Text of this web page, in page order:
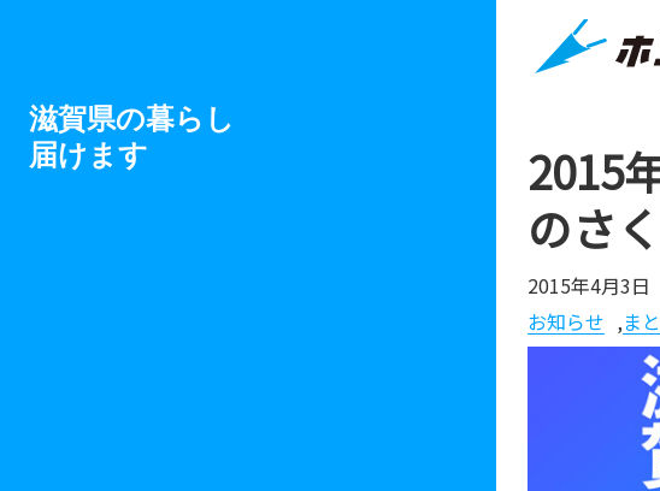
2015
のさ
2015年4月3日
お知らせ ,ま
滋賀県の暮らし
届けます